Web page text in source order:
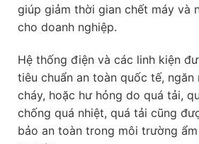
giúp giảm thời gian chết máy và
cho doanh nghiệp.
Hệ thống điện và các linh kiện
tiêu chuẩn an toàn quốc tế, ngăn
cháy, hoặc hư hỏng do quá tải,
chống quá nhiệt, quá tải cũng
bảo an toàn trong môi trường